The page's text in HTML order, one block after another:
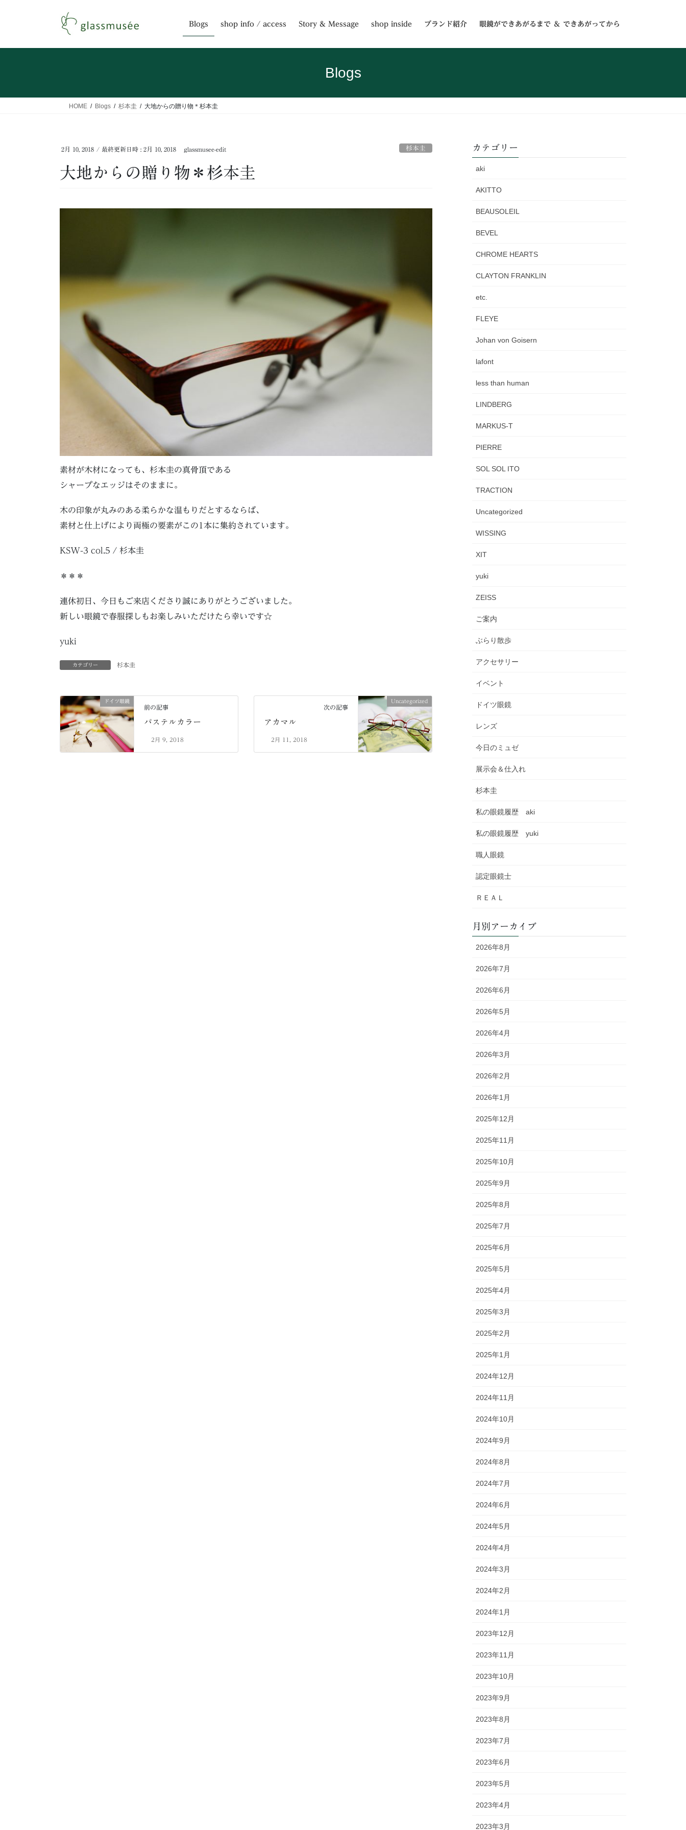
Blogs shop info / access Story & Message shop inside ブランド紹介 眼鏡ができあがるまで ＆ できあがってから
Blogs
HOME Blogs 杉本圭 大地からの贈り物＊杉本圭
2月 10, 2018 / 最終更新日時 : 2月 10, 2018 glassmusee-edit 杉本圭
大地からの贈り物＊杉本圭
素材が木材になっても、杉本圭の真骨頂である
シャープなエッジはそのままに。
木の印象が丸みのある柔らかな温もりだとするならば、
素材と仕上げにより両極の要素がこの1本に集約されています。
KSW-3 col.5 / 杉本圭
＊＊＊
連休初日、今日もご来店くださり誠にありがとうございました。
新しい眼鏡で春服探しもお楽しみいただけたら幸いです☆
yuki
カテゴリー 杉本圭
ドイツ眼鏡
前の記事
パステルカラー
2月 9, 2018
Uncategorized
次の記事
アカマル
2月 11, 2018
カテゴリー
aki
AKITTO
BEAUSOLEIL
BEVEL
CHROME HEARTS
CLAYTON FRANKLIN
etc.
FLEYE
Johan von Goisern
lafont
less than human
LINDBERG
MARKUS-T
PIERRE
SOL SOL ITO
TRACTION
Uncategorized
WISSING
XIT
yuki
ZEISS
ご案内
ぶらり散歩
アクセサリー
イベント
ドイツ眼鏡
レンズ
今日のミュゼ
展示会＆仕入れ
杉本圭
私の眼鏡履歴 aki
私の眼鏡履歴 yuki
職人眼鏡
認定眼鏡士
ＲＥＡＬ
月別アーカイブ
2026年8月
2026年7月
2026年6月
2026年5月
2026年4月
2026年3月
2026年2月
2026年1月
2025年12月
2025年11月
2025年10月
2025年9月
2025年8月
2025年7月
2025年6月
2025年5月
2025年4月
2025年3月
2025年2月
2025年1月
2024年12月
2024年11月
2024年10月
2024年9月
2024年8月
2024年7月
2024年6月
2024年5月
2024年4月
2024年3月
2024年2月
2024年1月
2023年12月
2023年11月
2023年10月
2023年9月
2023年8月
2023年7月
2023年6月
2023年5月
2023年4月
2023年3月